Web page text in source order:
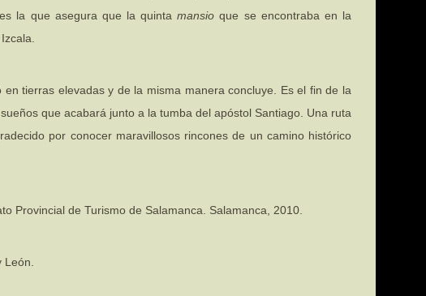
la que asegura que la quintamansioque se encontraba en la
tierras elevadas y de la misma manera concluye. Es el fin de la
que acabará junto a la tumba del apóstol Santiago. Una ruta
por conocer maravillosos rincones de un camino histórico
Provincial de Turismo de Salamanca. Salamanca, 2010.